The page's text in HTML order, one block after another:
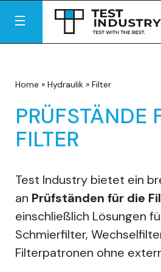
Home » Hydraulik » Filter
PRÜFSTÄNDE
FILTER
Test Industry bietet ein
an Prüfständen für die
einschließlich Lösungen
Schmierfilter,
Filterpatronen ohne